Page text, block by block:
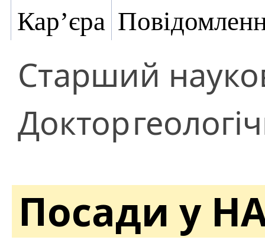
Кар’єра
Старший
Доктор
Посади у